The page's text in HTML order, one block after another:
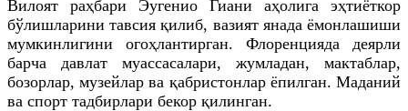
Вилоят раҳбари Эугенио Гиани аҳолига эҳтиёткор
бўлишларини тавсия қилиб, вазият янада ёмонлашиши
мумкинлигини огоҳлантирган. Флоренцияда деярли
барча давлат муассасалари, жумладан, мактаблар,
бозорлар, музейлар ва қабристонлар ёпилган. Маданий
ва спорт тадбирлари бекор қилинган.